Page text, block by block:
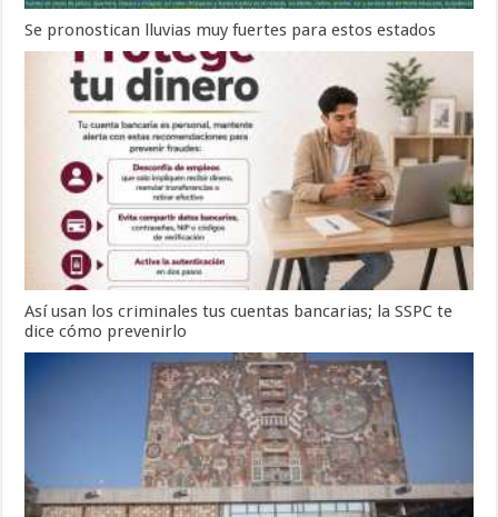
Se pronostican lluvias muy fuertes para estos estados
Así usan los criminales tus cuentas bancarias; la SSPC te
dice cómo prevenirlo